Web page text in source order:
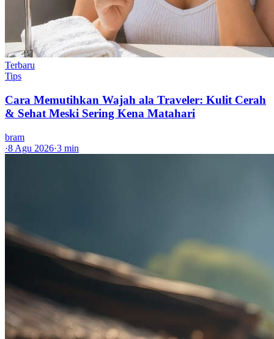
Terbaru
Tips
Cara Memutihkan Wajah ala Traveler: Kulit Cerah
& Sehat Meski Sering Kena Matahari
bram
·8 Agu 2026·3 min